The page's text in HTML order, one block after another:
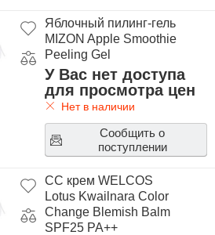
Яблочный пилинг-гель
MIZON Apple Smoothie
Peeling Gel
У Вас нет доступа
для просмотра цен
Нет в наличии
Сообщить о
поступлении
СС крем WELCOS
Lotus Kwailnara Color
Change Blemish Balm
SPF25 PA++